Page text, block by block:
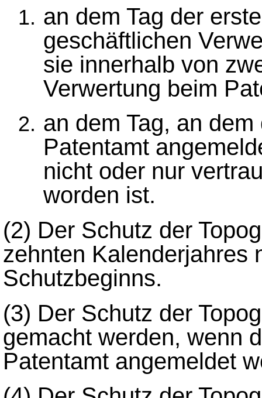
an dem Tag der
geschäftlichen
sie innerhalb von
Verwertung beim
an dem Tag, an
Patentamt
nicht oder nur
worden ist.
(2) Der Schutz der
zehnten Kalenderjahres
Schutzbeginns.
(3) Der Schutz der
gemacht werden, wenn
Patentamt angemeldet